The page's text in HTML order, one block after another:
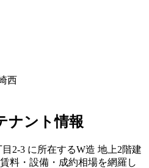
西
ナント情報
2-3 に所在するW造 地上2階建
料・設備・成約相場を網羅し